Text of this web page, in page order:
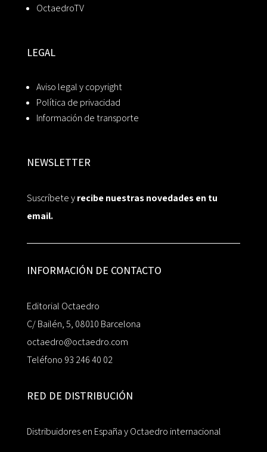
OctaedroTV
LEGAL
Aviso legal y copyright
Política de privacidad
Información de transporte
NEWSLETTER
Suscríbete yrecibe nuestras novedades en tu
email.
INFORMACIÓN DE CONTACTO
Editorial Octaedro
C/ Bailén, 5, 08010 Barcelona
octaedro@octaedro.com
Teléfono 93 246 40 02
RED DE DISTRIBUCIÓN
Distribuidores en España y Octaedro internacional